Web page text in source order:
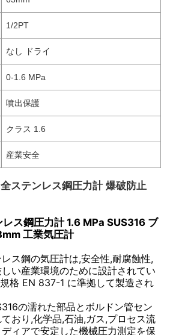
1/2PT
なし ドライ
0-1.6 MPa
噴出保護
クラス 1.6
産業安全
ステンレス鋼圧力計 爆破防止
ス鋼圧力計 1.6 MPa SUS316 ブ
工業気圧計
ス鋼の気圧計は,安全性,耐腐蝕性,
い産業環境のために設計されてい
格 EN 837-1 に準拠して製造され
の濡れた部品とボルドン管セン
おり,化学品,石油,ガス,プロセス流
ィアで安定した機械圧力測定を保